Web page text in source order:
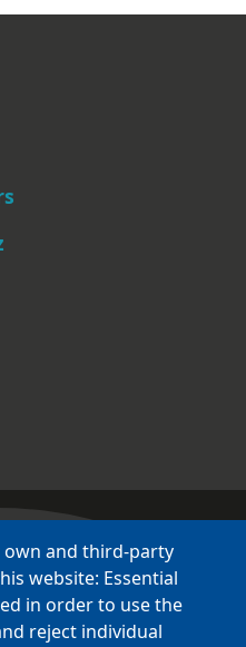
own and third-party
website: Essential
in order to use the
reject individual